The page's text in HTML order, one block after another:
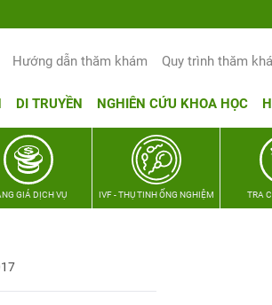
Hướng dẫn thăm khám Quy trình thăm
DI TRUYỀN NGHIÊN CỨU KHOA HỌC
GIÁ DỊCH VỤ IVF - THỤ TINH ỐNG NGHIỆM TRA